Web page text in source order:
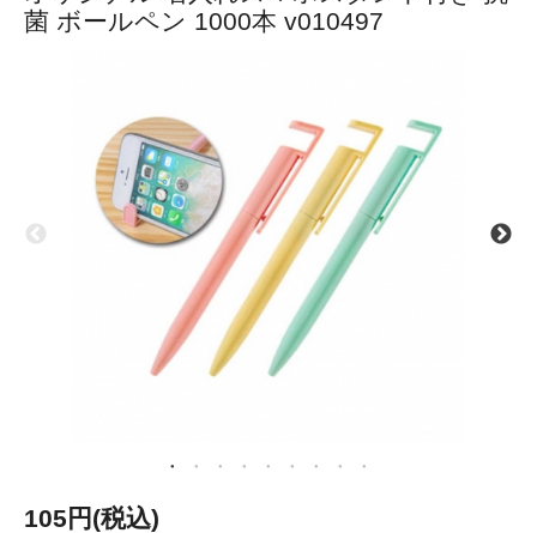
菌 ボールペン 1000本 v010497
105円(税込)